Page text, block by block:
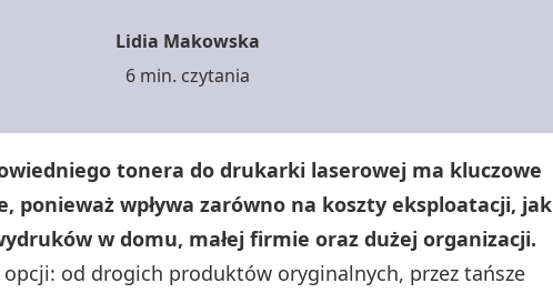
Lidia Makowska
6 min. czytania
tonera do drukarki laserowej ma kluczowe
ponieważ wpływa zarówno na koszty eksploatacji, jak
w domu, małej firmie oraz dużej organizacji.
od drogich produktów oryginalnych, przez tańsze